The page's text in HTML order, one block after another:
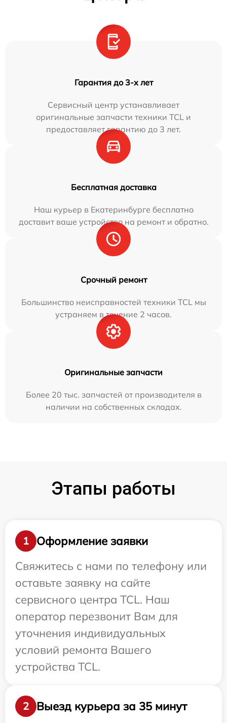
Гарантия до 3-х лет
Сервисный центр устанавливает
оригинальные запчасти техники TCL и
предоставляет гарантию до 3 лет.
Бесплатная доставка
Наш курьер в Екатеринбурге бесплатно
доставит ваше устройство на ремонт и обратно.
Срочный ремонт
Большинство неисправностей техники TCL мы
устраняем в течение 2 часов.
Оригинальные запчасти
Более 20 тыс. запчастей от производителя в
наличии на собственных складах.
Этапы работы
1
Оформление заявки
Свяжитесь с нами по телефону или
оставьте заявку на сайте
сервисного центра TCL. Наш
оператор перезвонит Вам для
уточнения индивидуальных
условий ремонта Вашего
устройства TCL.
2 Выезд курьера за 35 минут